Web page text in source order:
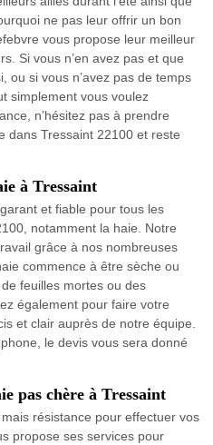
ne pas leur offrir un bon
vous propose leur meilleur
Si vous n’en avez pas et que
ou si vous n’avez pas de temps
simplement vous voulez
n’hésitez pas à prendre
dans Tressaint 22100 et reste
à Tressaint
et fiable pour tous les
notamment la haie. Notre
grâce à nos nombreuses
commence à être sèche ou
feuilles mortes ou des
également pour faire votre
et clair auprès de notre équipe.
le devis vous sera donné
pas chère à Tressaint
résistance pour effectuer vos
propose ses services pour